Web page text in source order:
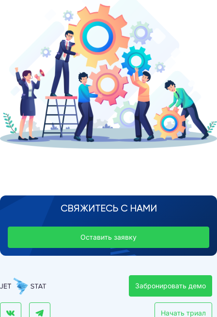
СВЯЖИТЕСЬ С НАМИ
Оставить заявку
Забронировать демо
Начать триал